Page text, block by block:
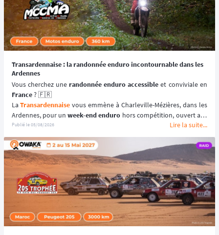
Transardennaise : la randonnée enduro incontournable dans les
Ardennes
Vous cherchez une randonnée enduro accessible
France ? 🇫🇷
La Transardennaise vous emmène à Charleville-Mézières, dans les
Ardennes, pour un week-end enduro hors compétition, ouvert aux
motos enduro, trail et trial dès 125 cm³. 🏍️
Portée par le Moto Club de Charleville-Mézières en Ardennes
(MCCMA) depuis plus de 30 éditions, cette
aventure moto mise sur
le plaisir de rouler plutôt que sur la performance chronométrée.
😉
📆 Prochaines dates : du 19 au 20 Septembre 2026.
Publié le05/08/2026 Lire la suite...